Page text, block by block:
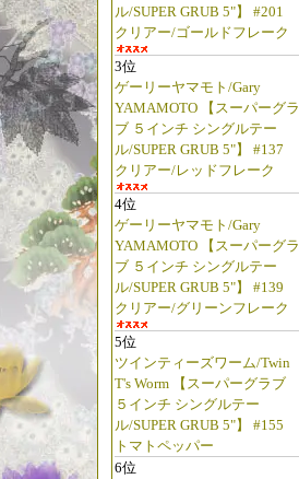
ル/SUPER GRUB 5"】 #201
クリアー/ゴールドフレーク
3位
ゲーリーヤマモト/Gary
YAMAMOTO 【スーパーグラ
ブ ５インチ シングルテー
ル/SUPER GRUB 5"】 #137
クリアー/レッドフレーク
4位
ゲーリーヤマモト/Gary
YAMAMOTO 【スーパーグラ
ブ ５インチ シングルテー
ル/SUPER GRUB 5"】 #139
クリアー/グリーンフレーク
5位
ツインティーズワーム/Twin
T's Worm 【スーパーグラブ
５インチ シングルテー
ル/SUPER GRUB 5"】 #155
トマトペッパー
6位